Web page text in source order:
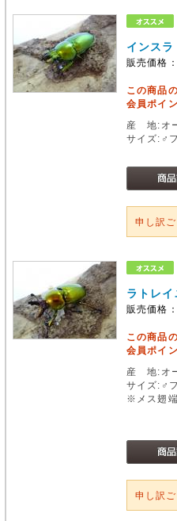
インス
販売価格
この商品
会員ポイ
産 地:オ
サイズ:♂
申し訳
ラトレ
販売価格
この商品
会員ポイ
産 地:オ
サイズ:♂
※メス翅
申し訳